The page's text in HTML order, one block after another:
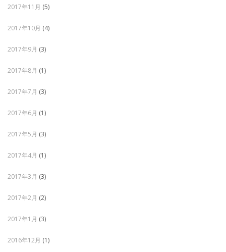
2017年11月 (5)
2017年10月 (4)
2017年9月 (3)
2017年8月 (1)
2017年7月 (3)
2017年6月 (1)
2017年5月 (3)
2017年4月 (1)
2017年3月 (3)
2017年2月 (2)
2017年1月 (3)
2016年12月 (1)